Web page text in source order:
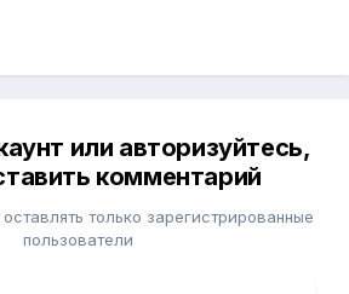
или авторизуйтесь,
комментарий
только зарегистрированные
пользователи